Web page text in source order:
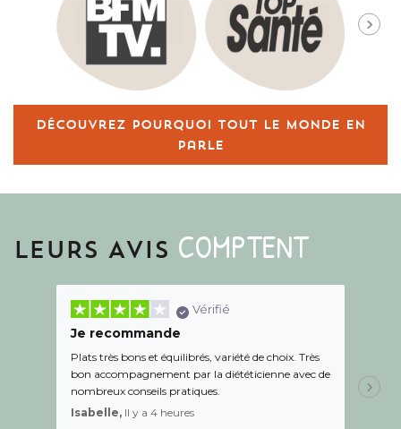
Découvrez pourquoi tout le monde en
parle
LEURS AVIS COMPTENT
Vérifié
Je recommande
Plats très bons et équilibrés, variété de choix. Très
bon accompagnement par la diététicienne avec de
nombreux conseils pratiques.
Isabelle, Il y a 4 heures
de l
aidé